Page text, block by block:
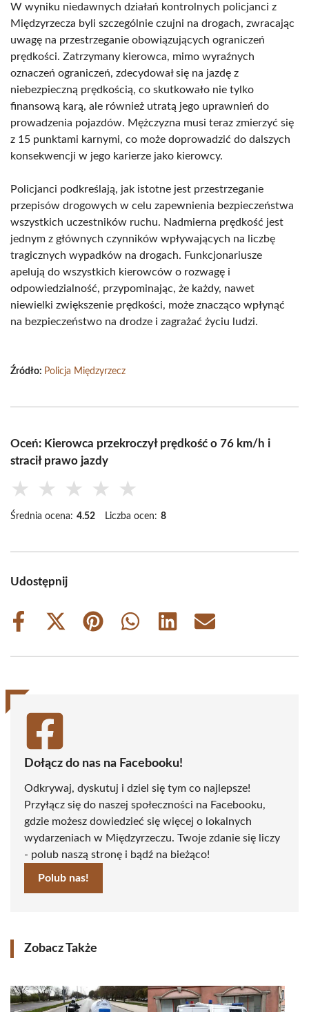
W wyniku niedawnych działań kontrolnych policjanci z
Międzyrzecza byli szczególnie czujni na drogach, zwracając
uwagę na przestrzeganie obowiązujących ograniczeń
prędkości. Zatrzymany kierowca, mimo wyraźnych
oznaczeń ograniczeń, zdecydował się na jazdę z
niebezpieczną prędkością, co skutkowało nie tylko
finansową karą, ale również utratą jego uprawnień do
prowadzenia pojazdów. Mężczyzna musi teraz zmierzyć się
z 15 punktami karnymi, co może doprowadzić do dalszych
konsekwencji w jego karierze jako kierowcy.
Policjanci podkreślają, jak istotne jest przestrzeganie
przepisów drogowych w celu zapewnienia bezpieczeństwa
wszystkich uczestników ruchu. Nadmierna prędkość jest
jednym z głównych czynników wpływających na liczbę
tragicznych wypadków na drogach. Funkcjonariusze
apelują do wszystkich kierowców o rozwagę i
odpowiedzialność, przypominając, że każdy, nawet
niewielki zwiększenie prędkości, może znacząco wpłynąć
na bezpieczeństwo na drodze i zagrażać życiu ludzi.
Źródło: Policja Międzyrzecz
Oceń: Kierowca przekroczył prędkość o 76 km/h i
stracił prawo jazdy
★ ★ ★ ★ ★
Średnia ocena: 4.52 Liczba ocen: 8
Udostępnij
Share
Share
(Twitter)
Share
Share
Share
Share
Dołącz do nas na Facebooku!
Odkrywaj, dyskutuj i dziel się tym co najlepsze!
Przyłącz się do naszej społeczności na Facebooku,
gdzie możesz dowiedzieć się więcej o lokalnych
wydarzeniach w Międzyrzeczu. Twoje zdanie się liczy
- polub naszą stronę i bądź na bieżąco!
Polub nas!
Zobacz Także